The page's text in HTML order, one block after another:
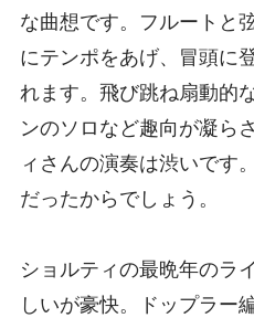
な曲想です。フルートと
にテンポをあげ、冒頭に
れます。飛び跳ね扇動的
ンのソロなど趣向が凝ら
ィさんの演奏は渋いです
だったからでしょう。
ショルティの最晩年のラ
しいが豪快。ドップラ